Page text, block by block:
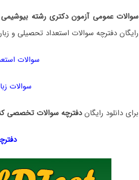
سوالات عمومی آزمون دکتری رشته بیوشیمی
رایگان دفترچه سوالات استعداد تحصیلی و
سوالات
سوالات
برای دانلود رایگاندفترچه سوالات تخصصی کنکور